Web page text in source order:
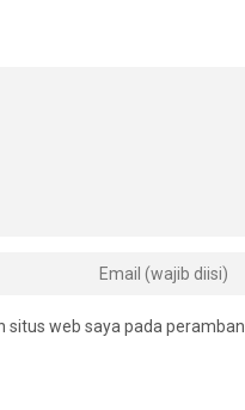
situs web saya pada